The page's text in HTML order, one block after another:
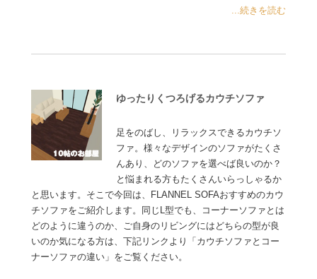
...続きを読む
ゆったりくつろげるカウチソファ
足をのばし、リラックスできるカウチソ
ファ。様々なデザインのソファがたくさ
んあり、どのソファを選べば良いのか？
と悩まれる方もたくさんいらっしゃるか
と思います。そこで今回は、FLANNEL SOFAおすすめのカウ
チソファをご紹介します。同じL型でも、コーナーソファとは
どのように違うのか、ご自身のリビングにはどちらの型が良
いのか気になる方は、下記リンクより「カウチソファとコー
ナーソファの違い」をご覧ください。